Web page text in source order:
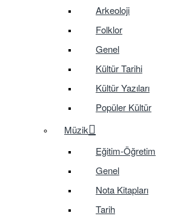
Arkeoloji
Folklor
Genel
Kültür Tarihi
Kültür Yazıları
Popüler Kültür
Müzik
Eğitim-Öğretim
Genel
Nota Kitapları
Tarih